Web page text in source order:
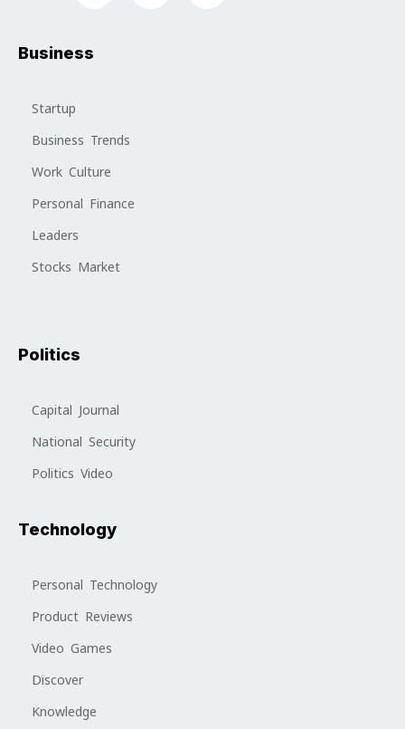
Business
Startup
Business Trends
Work Culture
Personal Finance
Leaders
Stocks Market
Politics
Capital Journal
National Security
Politics Video
Technology
Personal Technology
Product Reviews
Video Games
Discover
Knowledge